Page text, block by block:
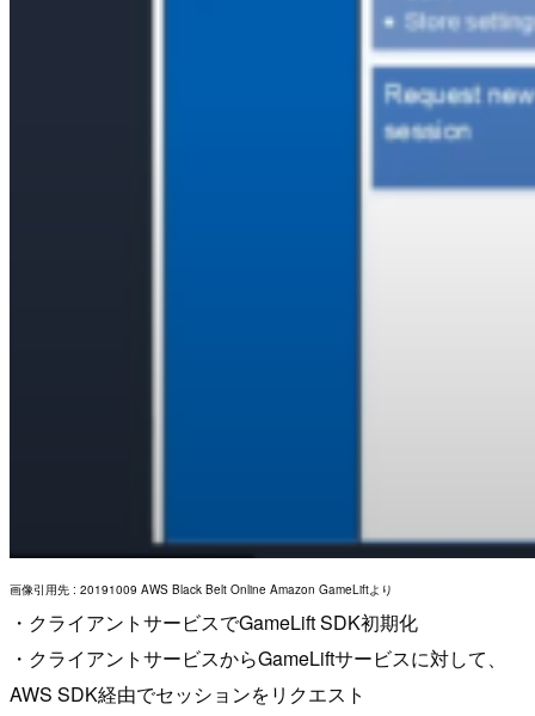
画像引用先 : 20191009 AWS Black Belt Online Amazon GameLiftより
・クライアントサービスでGameLift SDK初期化
・クライアントサービスからGameLiftサービスに対して、
AWS SDK経由でセッションをリクエスト